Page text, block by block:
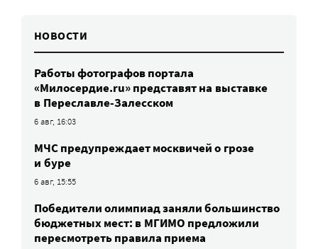
НОВОСТИ
Работы фотографов портала
«Милосердие.ru» представят на выставке
в Переславле-Залесском
6 авг, 16:03
МЧС предупреждает москвичей о грозе
и буре
6 авг, 15:55
Победители олимпиад заняли большинство
бюджетных мест: в МГИМО предложили
пересмотреть правила приема